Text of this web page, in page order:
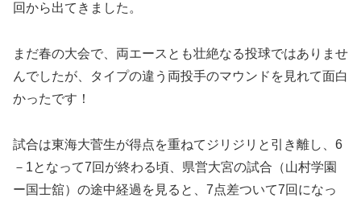
回から出てきました。
まだ春の大会で、両エースとも壮絶なる投球ではありませ
んでしたが、タイプの違う両投手のマウンドを見れて面白
かったです！
試合は東海大菅生が得点を重ねてジリジリと引き離し、6
－1となって7回が終わる頃、県営大宮の試合（山村学園
ー国士舘）の途中経過を見ると、7点差ついて7回になっ